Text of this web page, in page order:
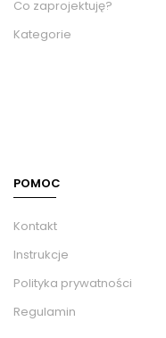
Co zaprojektuję?
Kategorie
POMOC
Kontakt
Instrukcje
Polityka prywatności
Regulamin